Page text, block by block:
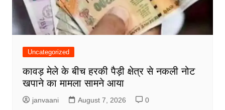
Uncategorized
कावड़ मेले के बीच हरकी पैड़ी क्षेत्र से नकली नोट
खपाने का मामला सामने आया
janvaani August 7, 2026 0